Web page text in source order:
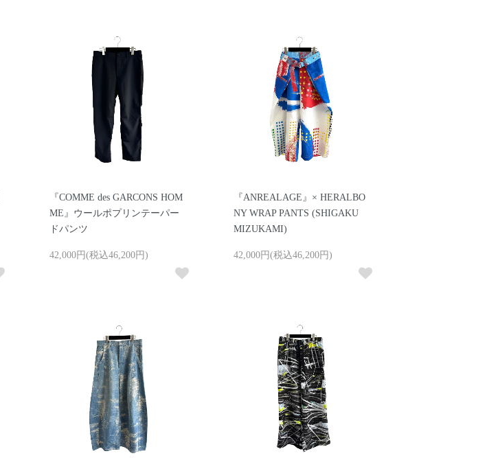
『COMME des GARCONS HOM
ME』ウールポプリンテーパー
ドパンツ
42,000円(税込46,200円)
『ANREALAGE』× HERALBO
NY WRAP PANTS (SHIGAKU
MIZUKAMI)
42,000円(税込46,200円)